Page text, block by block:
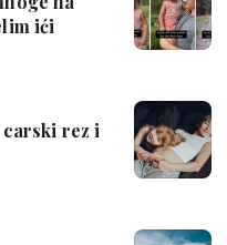
ići
rez i